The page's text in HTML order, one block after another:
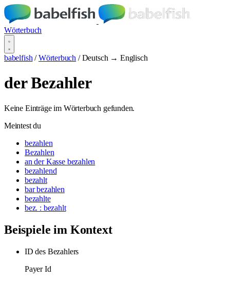
Wörterbuch
babelfish / Wörterbuch / Deutsch → Englisch
der Bezahler
Keine Einträge im Wörterbuch gefunden.
Meintest du
bezahlen
Bezahlen
an der Kasse bezahlen
bezahlend
bezahlt
bar bezahlen
bezahlte
bez. : bezahlt
Beispiele im Kontext
ID des Bezahlers
Payer Id